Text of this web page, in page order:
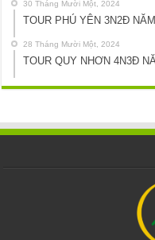
30 Tháng Mười Một, 2024
TOUR PHÚ YÊN 3N2Đ
28 Tháng Mười Một, 2024
TOUR QUY NHƠN 4N3Đ